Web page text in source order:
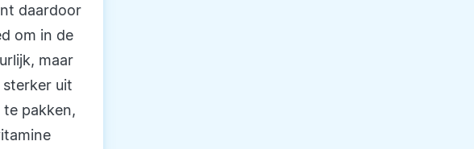
daardoor
om in de
maar
uit
pakken,